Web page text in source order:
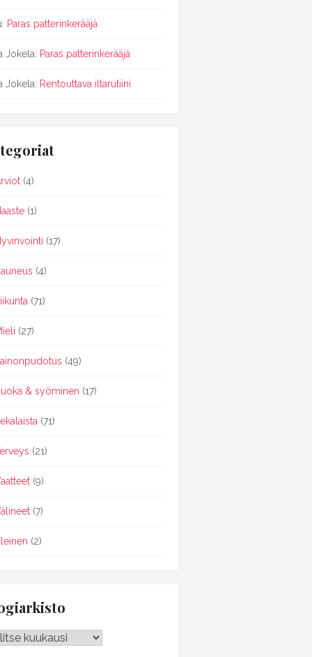
: Paras patterinkerääjä
Jokela: Paras patterinkerääjä
Jokela: Rentouttava iltarutiini
(4)
(1)
(17)
(4)
Liikunta (71)
(27)
(49)
& syöminen (17)
(71)
(21)
(9)
(7)
(2)